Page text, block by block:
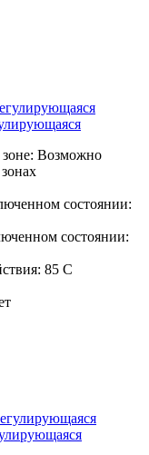
Возможно
состоянии:
состоянии:
85 С